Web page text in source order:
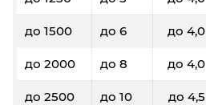
до 1500 до 6 до 4,0
до 2000 до 8 до 4,0
до 2500 до 10 до 4,5